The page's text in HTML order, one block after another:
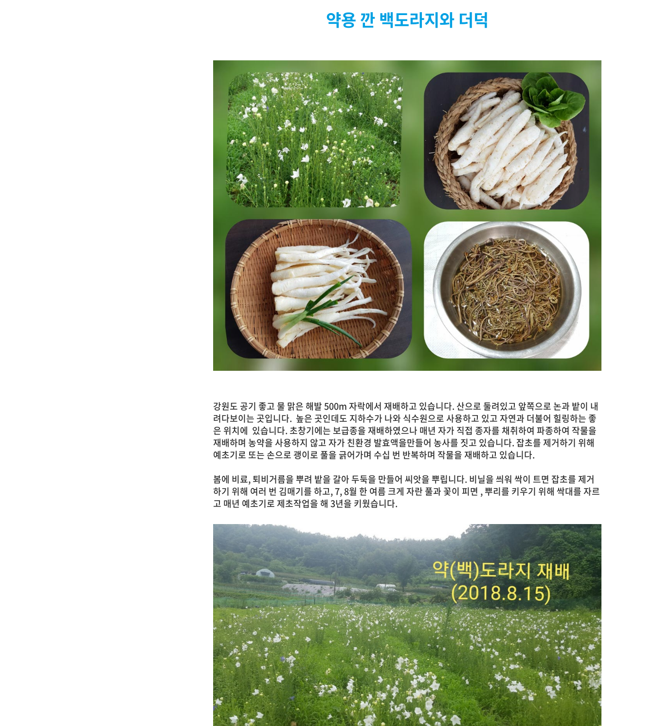
약용 깐 백도라지와 더덕
강원도 공기 좋고 물 맑은 해발 500m 자락에서 재배하고 있습니다. 산으로 둘려있고 앞쪽으로 논과 밭이 내
려다보이는 곳입니다. 높은 곳인데도 지하수가 나와 식수원으로 사용하고 있고 자연과 더불어 힐링하는 좋
은 위치에 있습니다. 초창기에는 보급종을 재배하였으나 매년 자가 직접 종자를 채취하여 파종하여 작물을
재배하며 농약을 사용하지 않고 자가 친환경 발효액을만들어 농사를 짓고 있습니다. 잡초를 제거하기 위해
예초기로 또는 손으로 괭이로 풀을 긁어가며 수십 번 반복하며 작물을 재배하고 있습니다.
봄에 비료,퇴비거름을 뿌려 밭을 갈아 두둑을 만들어 씨앗을 뿌립니다. 비닐을 씌워 싹이 트면 잡초를 제거
하기 위해 여러 번 김매기를 하고,7, 8월 한 여름 크게 자란 풀과 꽃이 피면 , 뿌리를 키우기 위해 싹대를 자르
고 매년 예초기로 제초작업을 해 3년을 키웠습니다.